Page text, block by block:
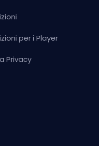
per i Player
Privacy